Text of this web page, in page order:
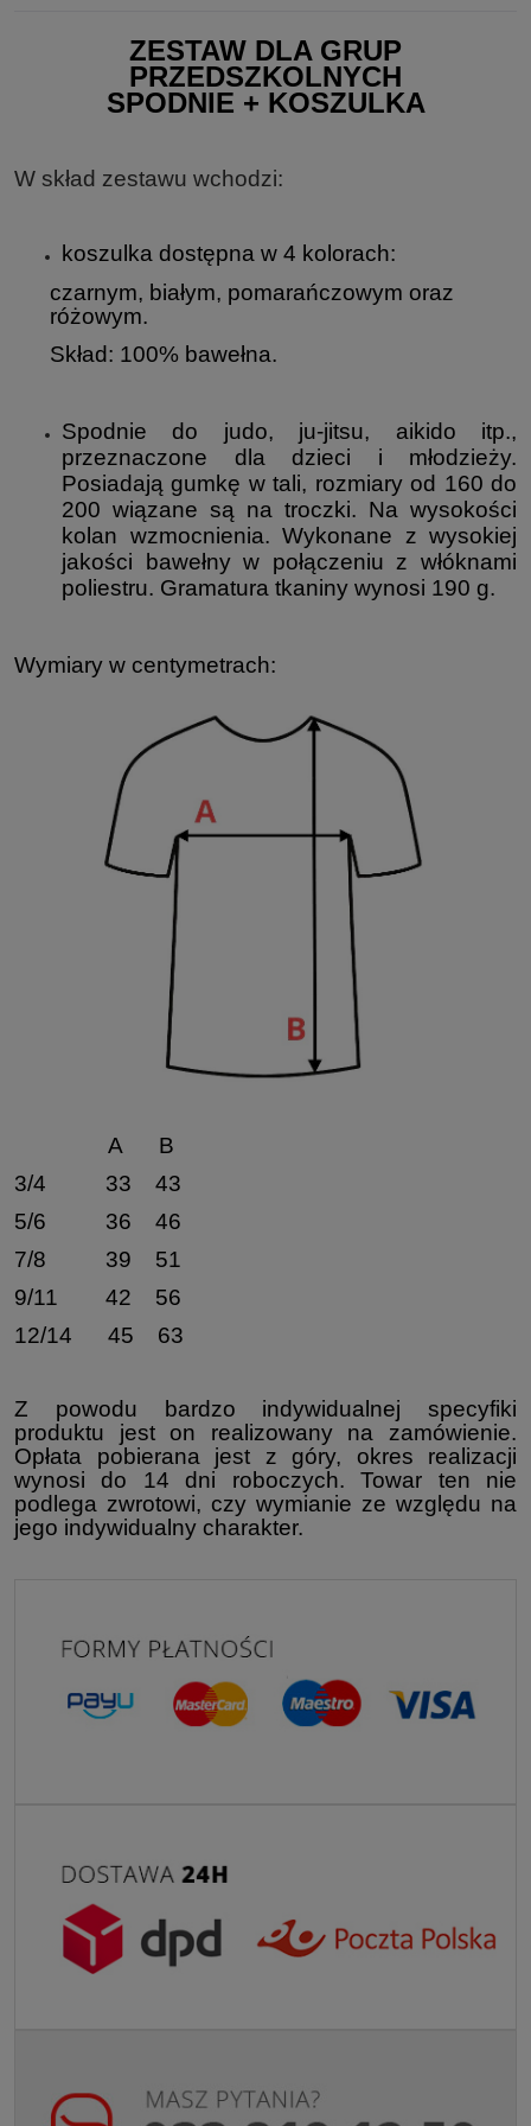
ZESTAW DLA GRUP
PRZEDSZKOLNYCH
SPODNIE + KOSZULKA
W skład zestawu wchodzi:
koszulka dostępna w 4 kolorach:
czarnym, białym, pomarańczowym oraz
różowym.
Skład: 100% bawełna.
Spodnie do judo, ju-jitsu, aikido itp.,
przeznaczone dla dzieci i młodzieży.
Posiadają gumkę w tali, rozmiary od 160 do
200 wiązane są na troczki. Na wysokości
kolan wzmocnienia. Wykonane z wysokiej
jakości bawełny w połączeniu z włóknami
poliestru. Gramatura tkaniny wynosi 190 g.
Wymiary w centymetrach:
A B
3/4 33 43
5/6 36 46
7/8 39 51
9/11 42 56
12/14 45 63
Z powodu bardzo indywidualnej specyfiki
produktu jest on realizowany na zamówienie.
Opłata pobierana jest z góry, okres realizacji
wynosi do 14 dni roboczych. Towar ten nie
podlega zwrotowi, czy wymianie ze względu na
jego indywidualny charakter.